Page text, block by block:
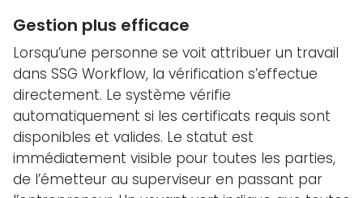
Gestion plus efficace
Lorsqu’une personne se voit attribuer un travail
dans SSG Workflow, la vérification s’effectue
directement. Le système vérifie
automatiquement si les certificats requis sont
disponibles et valides. Le statut est
immédiatement visible pour toutes les parties,
de l’émetteur au superviseur en passant par